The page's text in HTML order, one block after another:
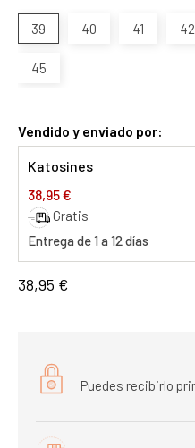
39 40 41 42
45
Vendido y enviado por:
Katosines
38,95 €
Gratis
Entrega de 1 a 12 días
38,95 €
Puedes recibirlo